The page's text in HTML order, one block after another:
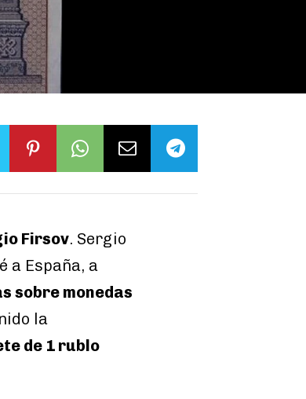
Firsov. Sergio
a España, a
sobre monedas
la
de 1 rublo